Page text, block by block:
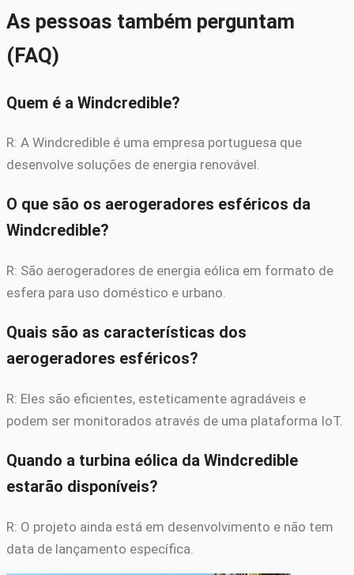
As pessoas também perguntam
(FAQ)
Quem é a Windcredible?
R: A Windcredible é uma empresa portuguesa que
desenvolve soluções de energia renovável.
O que são os aerogeradores esféricos da
Windcredible?
R: São aerogeradores de energia eólica em formato de
esfera para uso doméstico e urbano.
Quais são as características dos
aerogeradores esféricos?
R: Eles são eficientes, esteticamente agradáveis e
podem ser monitorados através de uma plataforma IoT.
Quando a turbina eólica da Windcredible
estarão disponíveis?
R: O projeto ainda está em desenvolvimento e não tem
data de lançamento específica.